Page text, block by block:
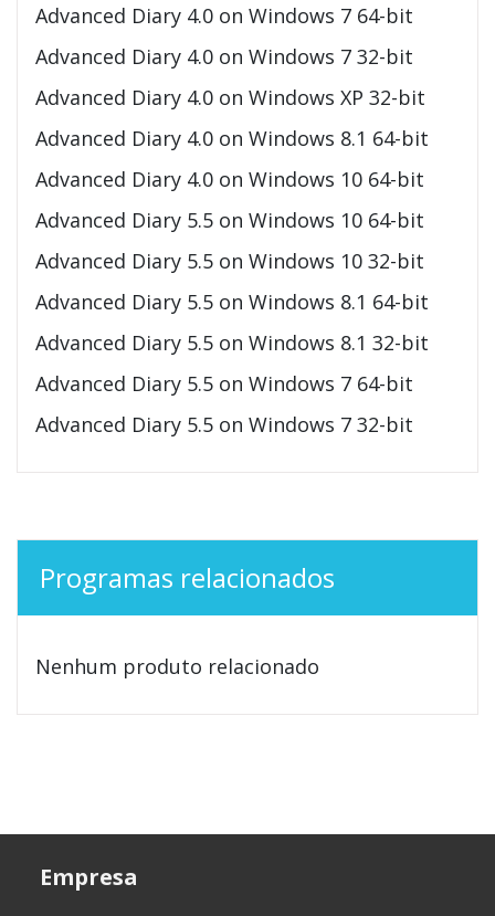
Advanced Diary 4.0 on Windows 7 64-bit
Advanced Diary 4.0 on Windows 7 32-bit
Advanced Diary 4.0 on Windows XP 32-bit
Advanced Diary 4.0 on Windows 8.1 64-bit
Advanced Diary 4.0 on Windows 10 64-bit
Advanced Diary 5.5 on Windows 10 64-bit
Advanced Diary 5.5 on Windows 10 32-bit
Advanced Diary 5.5 on Windows 8.1 64-bit
Advanced Diary 5.5 on Windows 8.1 32-bit
Advanced Diary 5.5 on Windows 7 64-bit
Advanced Diary 5.5 on Windows 7 32-bit
Programas relacionados
Nenhum produto relacionado
Empresa